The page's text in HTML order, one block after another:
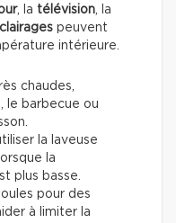
, la télévision, la
peuvent
intérieure.
chaudes,
le barbecue ou
la laveuse
la
plus basse.
pour des
à limiter la